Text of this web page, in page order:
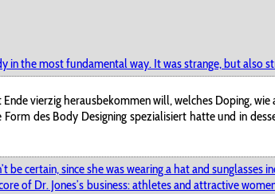
in the most fundamental way. It was strange, but also
vierzig herausbekommen will, welches Doping,
des Body Designing spezialisiert hatte und in
certain, since she was wearing a hat and sunglasses
of Dr. Jones’s business: athletes and attractive